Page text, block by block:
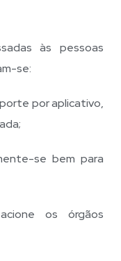
às pessoas
se:
por aplicativo,
se bem para
os órgãos